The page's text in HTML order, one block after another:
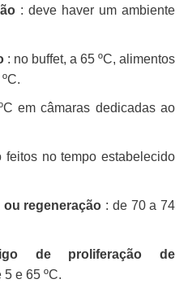
: deve haver um ambiente
: no buffet, a 65 ºC, alimentos
em câmaras dedicadas ao
no tempo estabelecido
regeneração : de 70 a 74
de proliferação de
5 e 65 ºC.